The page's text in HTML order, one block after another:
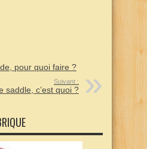
pour quoi faire ?
Suivant :
saddle, c’est quoi ?